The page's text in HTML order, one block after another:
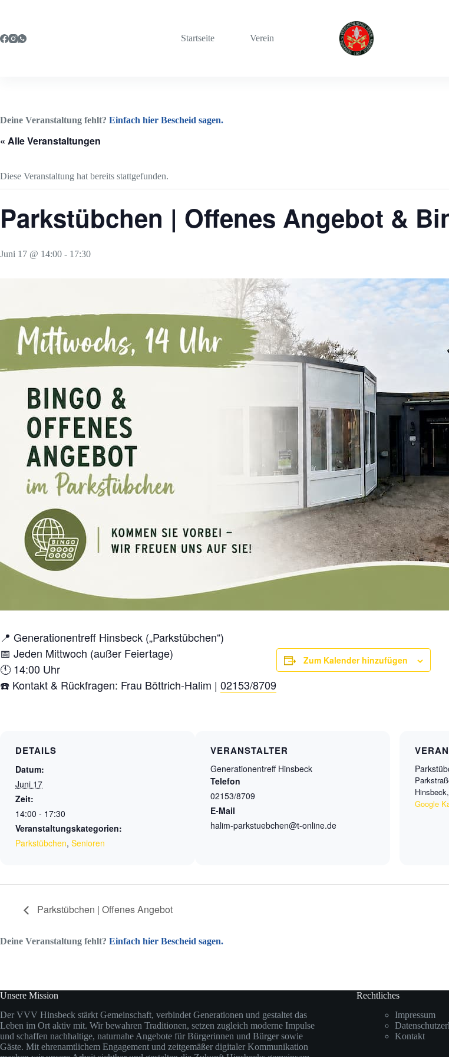
Startseite
Verein
Deine Veranstaltung fehlt? Einfach hier Bescheid sagen.
« Alle Veranstaltungen
Diese Veranstaltung hat bereits stattgefunden.
Parkstübchen | Offenes Angebot &
Juni 17 @ 14:00 - 17:30
📍 Generationentreff Hinsbeck („Parkstübchen“)
📅 Jeden Mittwoch (außer Feiertage)
🕚 14:00 Uhr
☎️ Kontakt & Rückfragen: Frau Böttrich-Halim | 02153/8709
Zum Kalender hinzufügen
DETAILS
Datum:
Juni 17
Zeit:
14:00 - 17:30
Veranstaltungskategorien:
Parkstübchen, Senioren
VERANSTALTER
Generationentreff Hinsbeck
Telefon
02153/8709
E-Mail
halim-parkstuebchen@t-online.de
Hinsbeck,
Google
Parkstübchen | Offenes Angebot
Deine Veranstaltung fehlt? Einfach hier Bescheid sagen.
Unsere Mission
Der VVV Hinsbeck stärkt Gemeinschaft, verbindet Generationen und gestaltet das
Leben im Ort aktiv mit. Wir bewahren Traditionen, setzen zugleich moderne Impulse
und schaffen nachhaltige, naturnahe Angebote für Bürgerinnen und Bürger sowie
Gäste. Mit ehrenamtlichem Engagement und zeitgemäßer digitaler Kommunikation
Rechtliches
Impressum
Kontakt